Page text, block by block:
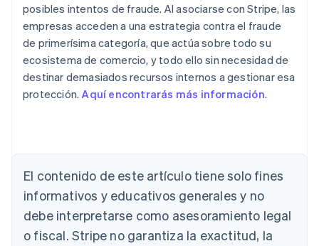
posibles intentos de fraude. Al asociarse con Stripe, las
empresas acceden a una estrategia contra el fraude
de primerísima categoría, que actúa sobre todo su
ecosistema de comercio, y todo ello sin necesidad de
destinar demasiados recursos internos a gestionar esa
protección.Aquí encontrarás más información.
El contenido de este artículo tiene solo fines
informativos y educativos generales y no
debe interpretarse como asesoramiento legal
o fiscal. Stripe no garantiza la exactitud, la
Australia
English
Austria
DeutschEnglish
Bélgica